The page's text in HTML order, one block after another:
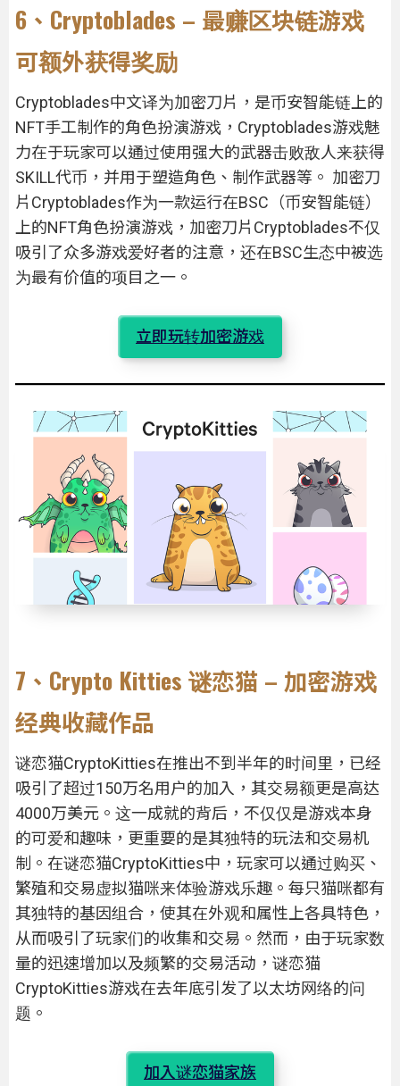
6、Cryptoblades – 最赚区块链游戏
可额外获得奖励
Cryptoblades中文译为加密刀片，是币安智能链上的
NFT手工制作的角色扮演游戏，Cryptoblades游戏魅
力在于玩家可以通过使用强大的武器击败敌人来获得
SKILL代币，并用于塑造角色、制作武器等。 加密刀
片Cryptoblades作为一款运行在BSC（币安智能链）
上的NFT角色扮演游戏，加密刀片Cryptoblades不仅
吸引了众多游戏爱好者的注意，还在BSC生态中被选
为最有价值的项目之一。
立即玩转加密游戏
7、Crypto Kitties 谜恋猫 – 加密游戏
经典收藏作品
谜恋猫CryptoKitties在推出不到半年的时间里，已经
吸引了超过150万名用户的加入，其交易额更是高达
4000万美元。这一成就的背后，不仅仅是游戏本身
的可爱和趣味，更重要的是其独特的玩法和交易机
制。在谜恋猫CryptoKitties中，玩家可以通过购买、
繁殖和交易虚拟猫咪来体验游戏乐趣。每只猫咪都有
其独特的基因组合，使其在外观和属性上各具特色，
从而吸引了玩家们的收集和交易。然而，由于玩家数
量的迅速增加以及频繁的交易活动，谜恋猫
CryptoKitties游戏在去年底引发了以太坊网络的问
题。
加入谜恋猫家族